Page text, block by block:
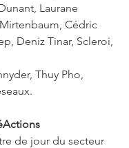
Laurane
Cédric
Deniz Tinar, Scleroi,
Thuy Pho,
de jour du secteur